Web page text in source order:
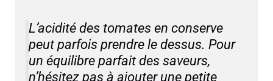
L’acidité des tomates en conserve
peut parfois prendre le dessus. Pour
un équilibre parfait des saveurs,
n’hésitez pas à ajouter une petite